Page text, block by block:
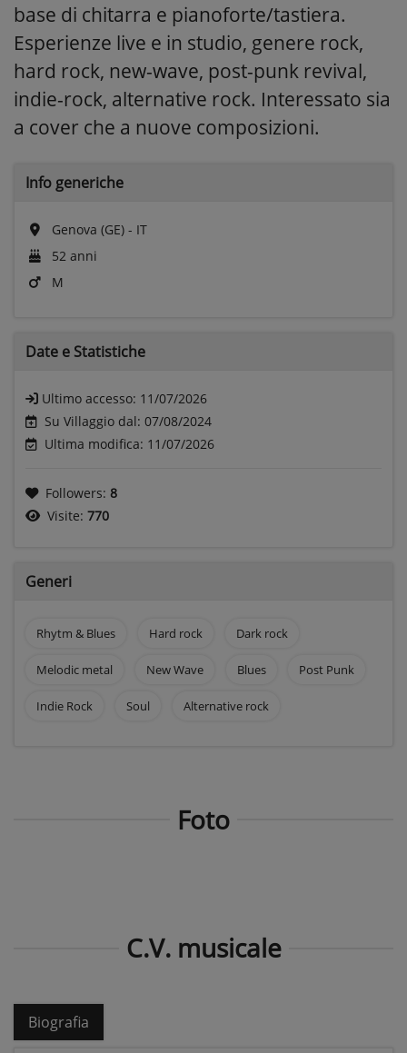
base di chitarra e pianoforte/tastiera.
Esperienze live e in studio, genere rock,
hard rock, new-wave, post-punk revival,
indie-rock, alternative rock. Interessato sia
a cover che a nuove composizioni.
Info generiche
Genova (GE) - IT
52 anni
M
Date e Statistiche
Ultimo accesso: 11/07/2026
Su Villaggio dal: 07/08/2024
Ultima modifica: 11/07/2026
Followers: 8
Visite: 770
Generi
Rhytm & Blues Hard rock Dark rock
Melodic metal New Wave Blues Post Punk
Indie Rock Soul Alternative rock
Foto
C.V. musicale
Biografia